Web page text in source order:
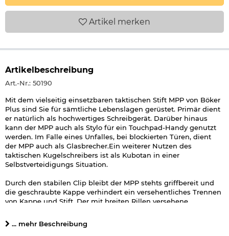
Artikel merken
Artikelbeschreibung
Art.-Nr.: 50190
Mit dem vielseitig einsetzbaren taktischen Stift MPP von Böker
Plus sind Sie für sämtliche Lebenslagen gerüstet. Primär dient
er natürlich als hochwertiges Schreibgerät. Darüber hinaus
kann der MPP auch als Stylo für ein Touchpad-Handy genutzt
werden. Im Falle eines Unfalles, bei blockierten Türen, dient
der MPP auch als Glasbrecher.Ein weiterer Nutzen des
taktischen Kugelschreibers ist als Kubotan in einer
Selbstverteidigungs Situation.
Durch den stabilen Clip bleibt der MPP stehts griffbereit und
die geschraubte Kappe verhindert ein versehentliches Trennen
von Kappe und Stift. Der mit breiten Rillen versehene
sehr angenehm in der Hand.
... mehr Beschreibung